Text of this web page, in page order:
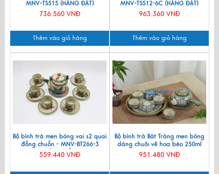
MNV-TS515 (HÀNG ĐẶT)
736.560 VNĐ
Thêm vào giỏ hàng
MNV-TS512-6C (HÀNG ĐẶT)
963.360 VNĐ
Thêm vào giỏ hàng
Bộ bình trà men bóng vai s2 quai
đồng chuồn - MNV-BT266-3
(HÀNG ĐẶT)
559.440 VNĐ
Bộ bình trà Bát Tràng men bóng
dáng chuôi vẽ hoa bèo 250ml
MNV-TS588
951.480 VNĐ